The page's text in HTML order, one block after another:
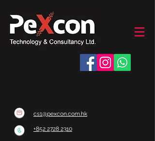
cs1@pexcon.com.hk
+852 2728 2310